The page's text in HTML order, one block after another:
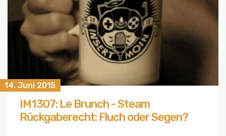
14. Juni 2015
IM1307: Le Brunch - Steam
Rückgaberecht: Fluch oder Segen?